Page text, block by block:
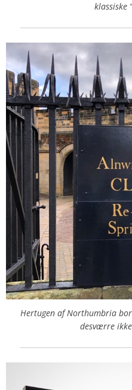
klassiske
Hertugen af Northumbria
desværre